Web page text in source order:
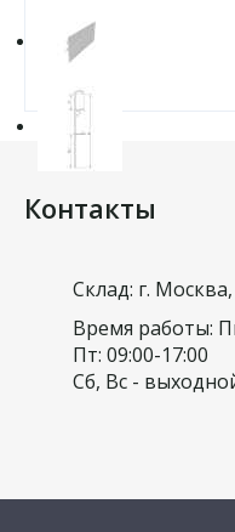
Контакты
Склад: г.
Время работы:
Пт: 09:00-17:00
Сб, Вс -